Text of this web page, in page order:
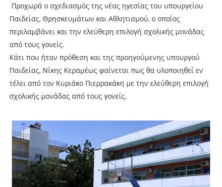
Προχωρά ο σχεδιασμός της νέας ηγεσίας του υπουργείου
Παιδείας, Θρησκευμάτων και Αθλητισμού, ο οποίος
περιλαμβάνει και την ελεύθερη επιλογή σχολικής μονάδας
από τους γονείς.
Κάτι που ήταν πρόθεση και της προηγούμενης υπουργού
Παιδείας, Νίκης Κεραμέως φαίνεται πως θα υλοποιηθεί εν
τέλει από τον Κυριάκο Πιερρακάκη με την ελεύθερη επιλογή
σχολικής μονάδας από τους γονείς.